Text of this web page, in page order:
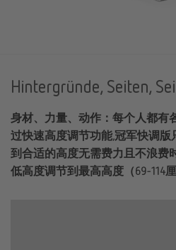
Hintergründe, Seiten,
身材、力量、动作：每个人都有
过快速高度调节功能,冠军快调
到合适的高度无需费力且不浪费
低高度调节到最高高度（69-114